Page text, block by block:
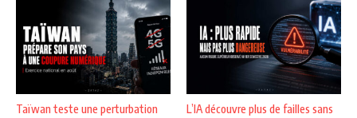
Taïwan teste une perturbation
L’IA découvre plus de failles sans